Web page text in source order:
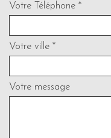
Votre Téléphone *
Votre ville *
Votre message